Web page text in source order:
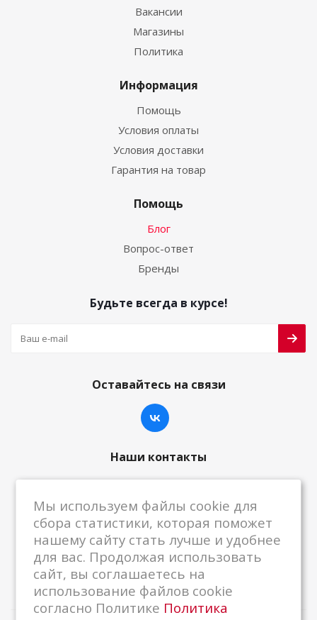
Вакансии
Магазины
Политика
Информация
Помощь
Условия оплаты
Условия доставки
Гарантия на товар
Помощь
Блог
Вопрос-ответ
Бренды
Будьте всегда в курсе!
Оставайтесь на связи
Наши контакты
centrkkm@centrkkm.ru
185005, г. Петрозаводск, ул. Промышленная,
1/26
Мы используем файлы cookie для
сбора статистики, которая поможет
нашему сайту стать лучше и удобнее
для вас. Продолжая использовать
сайт, вы соглашаетесь на
использование файлов cookie
согласно Политике Политика